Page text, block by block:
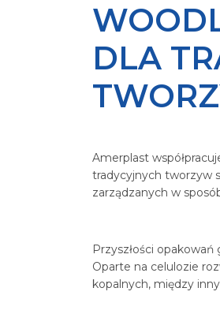
DLA
Amerplast
tradycyjnych tworzyw
zarządzanych w
Przyszłości
Oparte na celulozie
kopalnych, między